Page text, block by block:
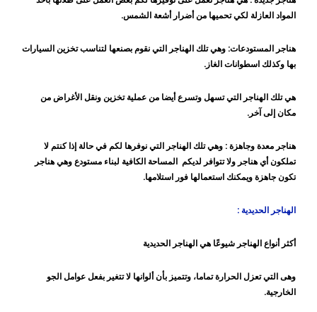
المواد العازلة لكي تحميها من أضرار أشعة الشمس.
هناجر المستودعات: وهي تلك الهناجر التي نقوم بصنعها لتناسب تخزين السيارات
بها وكذلك اسطوانات الغاز.
هي تلك الهناجر التي تسهل وتسرع أيضا من عملية تخزين ونقل الأغراض من
مكان إلى آخر.
هناجر معدة وجاهزة : وهي تلك الهناجر التي نوفرها لكم في حالة إذا كنتم لا
تملكون أي هناجر ولا تتوافر لديكم المساحة الكافية لبناء مستودع وهي هناجر
تكون جاهزة ويمكنك استعمالها فور استلامها.
الهناجر الحديدية :
أكثر أنواع الهناجر شيوعًا هي الهناجر الحديدية
وهى التي تعزل الحرارة تماما، وتتميز بأن ألوانها لا تتغير بفعل عوامل الجو
الخارجية.